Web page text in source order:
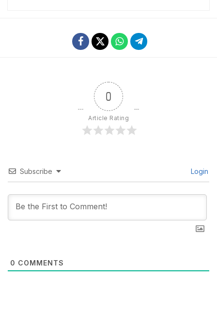
0
Article Rating
Subscribe Login
0 COMMENTS